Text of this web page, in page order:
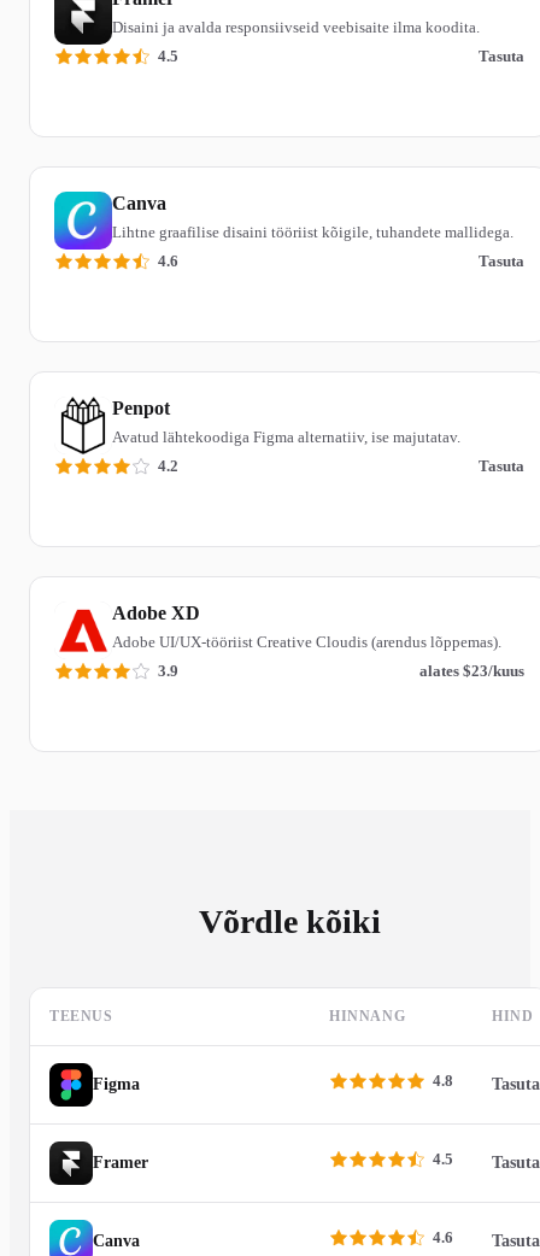
Disaini ja avalda responsiivseid veebisaite ilma koodita.
4.5
Tasuta
Canva
Lihtne graafilise disaini tööriist kõigile, tuhandete mallidega.
4.6
Tasuta
Penpot
Avatud lähtekoodiga Figma alternatiiv, ise majutatav.
4.2
Tasuta
Adobe XD
Adobe UI/UX-tööriist Creative Cloudis (arendus lõppemas).
3.9
alates $23/kuus
Võrdle kõiki
TEENUS HINNANG HIND
Figma 4.8 Tasuta
Framer 4.5 Tasuta
Canva 4.6 Tasuta